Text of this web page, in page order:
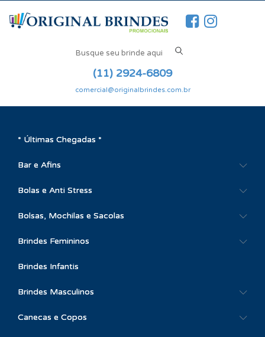
(11) 2924-6809
comercial@originalbrindes.com.br
* Últimas Chegadas *
Bar e Afins
Bolas e Anti Stress
Bolsas, Mochilas e Sacolas
Brindes Femininos
Brindes Infantis
Brindes Masculinos
Canecas e Copos